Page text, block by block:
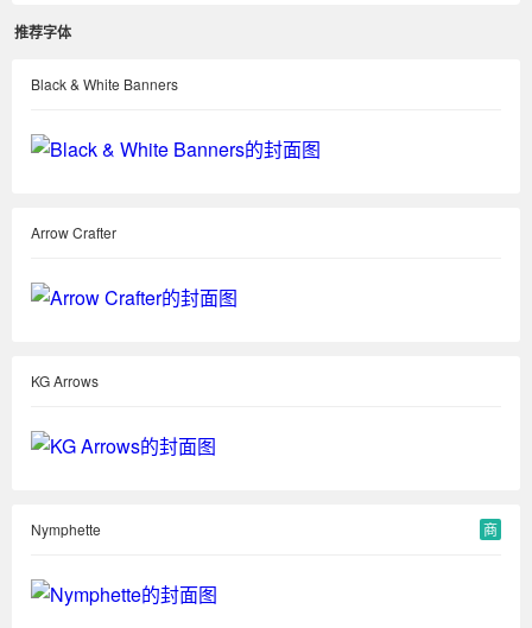
推荐字体
Black & White Banners
Arrow Crafter
KG Arrows
Nymphette 商